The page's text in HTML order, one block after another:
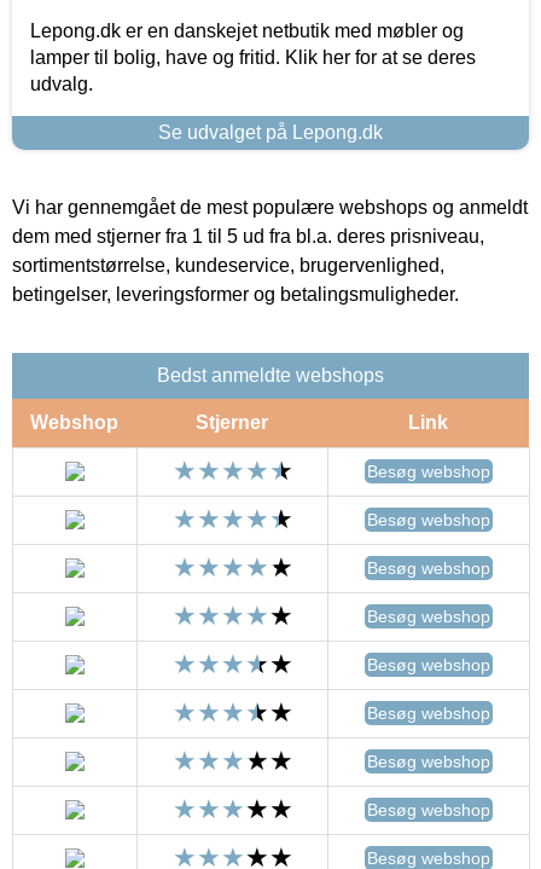
Lepong.dk er en danskejet netbutik med møbler og
lamper til bolig, have og fritid. Klik her for at se deres
udvalg.
Se udvalget på Lepong.dk
Vi har gennemgået de mest populære webshops og anmeldt
dem med stjerner fra 1 til 5 ud fra bl.a. deres prisniveau,
sortimentstørrelse, kundeservice, brugervenlighed,
betingelser, leveringsformer og betalingsmuligheder.
Bedst anmeldte webshops
Webshop Stjerner Link
Besøg webshop
Besøg webshop
Besøg webshop
Besøg webshop
Besøg webshop
Besøg webshop
Besøg webshop
Besøg webshop
Besøg webshop